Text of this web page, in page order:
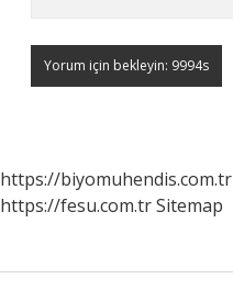
https://biyomuhendis.com.tr
https://fesu.com.trSitemap